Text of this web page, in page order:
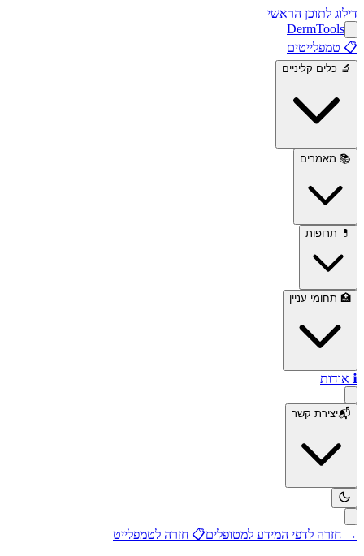
דילוג לתוכן הראשי
DermTools
📋 טמפלייטים
🔬 כלים קליניים
📚 מאמרים
💊 תרופות
🏥 תחומי עניין
ℹ️ אודות
📬יצירת קשר
→ חזרה לדפי המידע למטופלים📋 חזרה לטמפלייט